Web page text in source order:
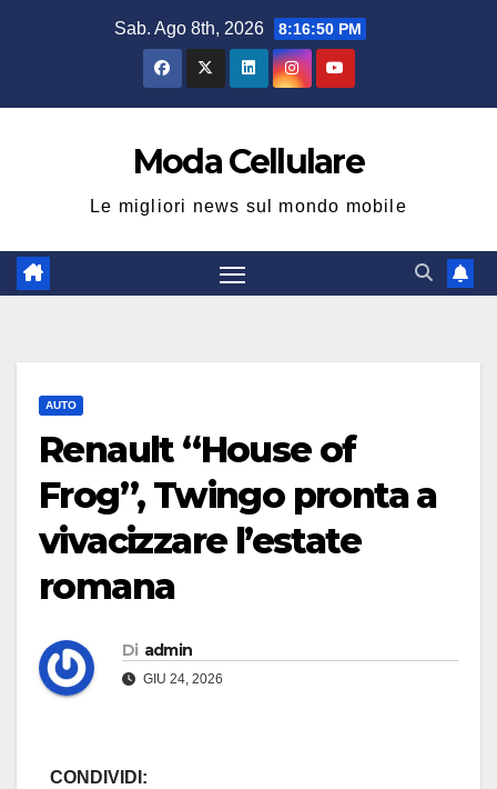
Sab. Ago 8th, 2026 8:16:51 PM
Moda Cellulare
Le migliori news sul mondo mobile
AUTO
Renault “House of
Frog”, Twingo pronta a
vivacizzare l’estate
romana
Di admin
GIU 24, 2026
CONDIVIDI: